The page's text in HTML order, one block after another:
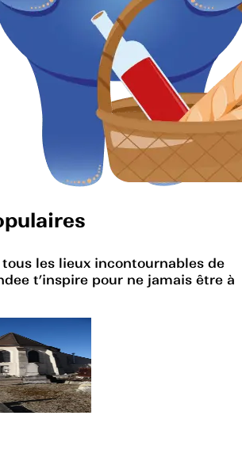
les lieux incontournables de
t’inspire pour ne jamais être à